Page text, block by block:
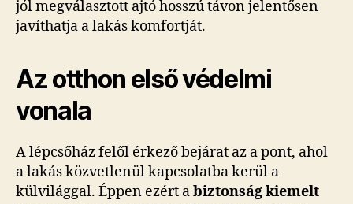
jól megválasztott ajtó hosszú távon jelentősen
javíthatja a lakás komfortját.
Az otthon első védelmi
vonala
A lépcsőház felől érkező bejárat az a pont, ahol
a lakás közvetlenül kapcsolatba kerül a
külvilággal. Éppen ezért abiztonság kiemelt